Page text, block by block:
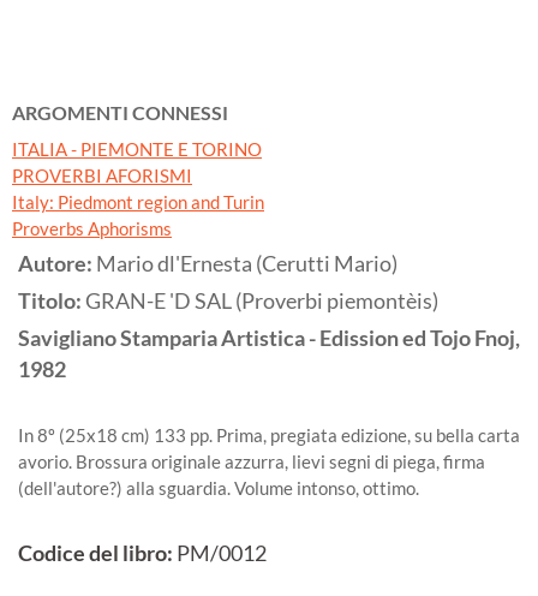
ARGOMENTI CONNESSI
ITALIA - PIEMONTE E TORINO
PROVERBI AFORISMI
Italy: Piedmont region and Turin
Proverbs Aphorisms
Autore: Mario dl'Ernesta (Cerutti Mario)
Titolo:GRAN-E 'D SAL (Proverbi piemontèis)
SaviglianoStamparia Artistica - Edission ed Tojo Fnoj,
1982
In 8º (25x18 cm) 133 pp. Prima, pregiata edizione, su bella carta
avorio. Brossura originale azzurra, lievi segni di piega, firma
(dell'autore?) alla sguardia. Volume intonso, ottimo.
Codice del libro: PM/0012